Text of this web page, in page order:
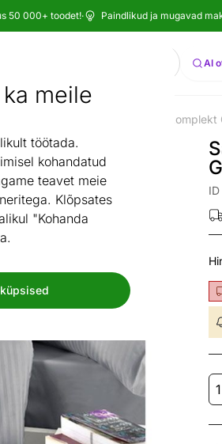
meile
töötada.
kohandatud
teavet meie
Klõpsates
"Kohanda
50 000+ toodet!· Paindlikud ja mugavad
Otsi AI
Satiinist